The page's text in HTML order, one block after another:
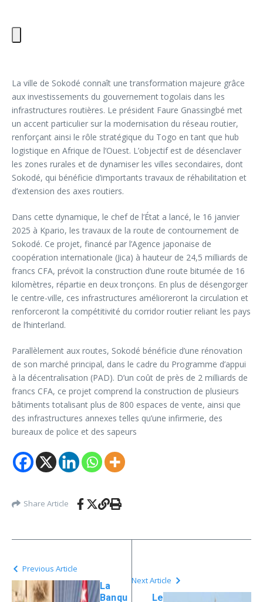
La ville de Sokodé connaît une transformation majeure grâce
aux investissements du gouvernement togolais dans les
infrastructures routières. Le président Faure Gnassingbé met
un accent particulier sur la modernisation du réseau routier,
renforçant ainsi le rôle stratégique du Togo en tant que hub
logistique en Afrique de l’Ouest. L’objectif est de désenclaver
les zones rurales et de dynamiser les villes secondaires, dont
Sokodé, qui bénéficie d’importants travaux de réhabilitation et
d’extension des axes routiers.
Dans cette dynamique, le chef de l’État a lancé, le 16 janvier
2025 à Kpario, les travaux de la route de contournement de
Sokodé. Ce projet, financé par l’Agence japonaise de
coopération internationale (Jica) à hauteur de 24,5 milliards de
francs CFA, prévoit la construction d’une route bitumée de 16
kilomètres, répartie en deux tronçons. En plus de désengorger
le centre-ville, ces infrastructures amélioreront la circulation et
renforceront la compétitivité du corridor routier reliant les pays
de l’hinterland.
Parallèlement aux routes, Sokodé bénéficie d’une rénovation
de son marché principal, dans le cadre du Programme d’appui
à la décentralisation (PAD). D’un coût de près de 2 milliards de
francs CFA, ce projet comprend la construction de plusieurs
bâtiments totalisant plus de 800 espaces de vente, ainsi que
des infrastructures annexes telles qu’une infirmerie, des
bureaux de police et des sapeurs
Share Article
Previous Article
La
Banqu
Next Article
Le